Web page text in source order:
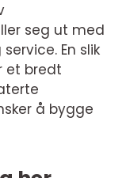
seg ut med
En slik
et bredt
å bygge